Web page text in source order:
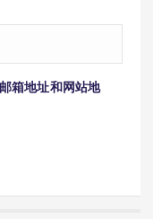
箱地址和网站地